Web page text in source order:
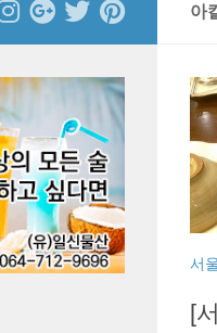
아
서
[